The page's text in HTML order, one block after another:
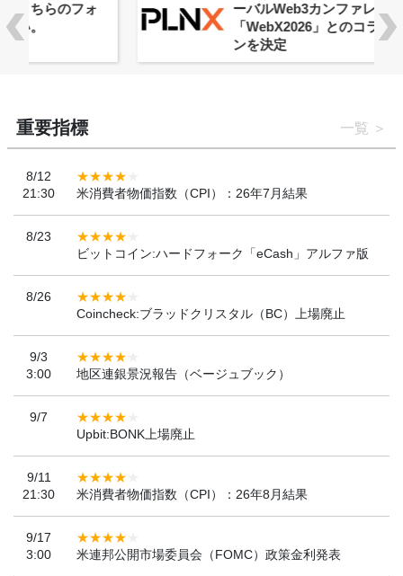
ーバルWeb3カンファレンス
「WebX2026」とのコラボレーショ
重要指標 一覧
8/12
21:30
米消費者物価指数（CPI）：26年7月結果
8/23
ビットコイン:ハードフォーク「eCash」アルファ版
8/26
Coincheck:ブラッドクリスタル（BC）上場廃止
9/3
3:00
地区連銀景況報告（ベージュブック）
9/7
Upbit:BONK上場廃止
9/11
21:30
米消費者物価指数（CPI）：26年8月結果
9/17
3:00
米連邦公開市場委員会（FOMC）政策金利発表